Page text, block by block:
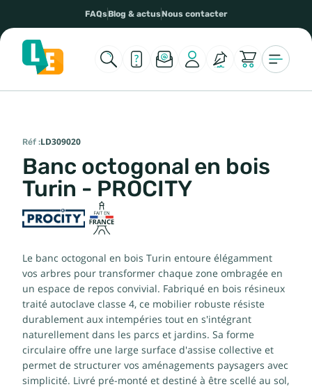
FAQsBlog & actusNous contacter
Réf :LD309020
Banc octogonal en bois
Turin - PROCITY
Le banc octogonal en bois Turin entoure élégamment
vos arbres pour transformer chaque zone ombragée en
un espace de repos convivial. Fabriqué en bois résineux
traité autoclave classe 4, ce mobilier robuste résiste
durablement aux intempéries tout en s'intégrant
naturellement dans les parcs et jardins. Sa forme
circulaire offre une large surface d'assise collective et
permet de structurer vos aménagements paysagers avec
simplicité. Livré pré-monté et destiné à être scellé au sol,